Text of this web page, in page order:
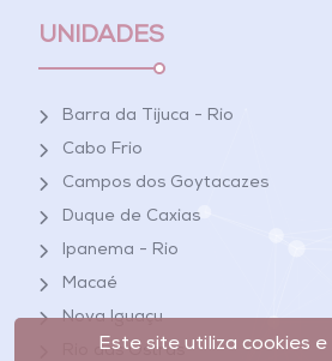
UNIDADES
Barra da Tijuca - Rio
Cabo Frio
Campos dos Goytacazes
Duque de Caxias
Ipanema - Rio
Macaé
Nova Iguaçu
Rio das Ostras
Este site utiliza cookies